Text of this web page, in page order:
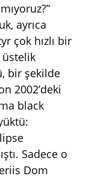
ayrıca
çok hızlı bir
üstelik
bir şekilde
2002’deki
black
Sadece o
Dom